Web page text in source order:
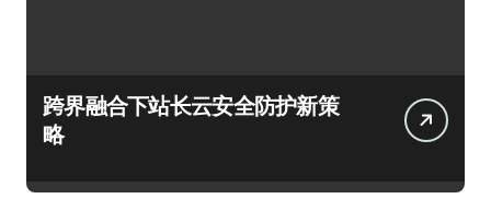
跨界融合下站长云安全防护新策
略